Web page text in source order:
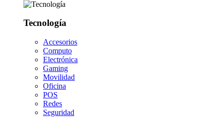
Tecnología
Accesorios
Computo
Electrónica
Gaming
Movilidad
Oficina
POS
Redes
Seguridad